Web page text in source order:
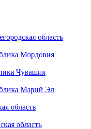
область
Мордовия
Чувашия
Марий Эл
область
область